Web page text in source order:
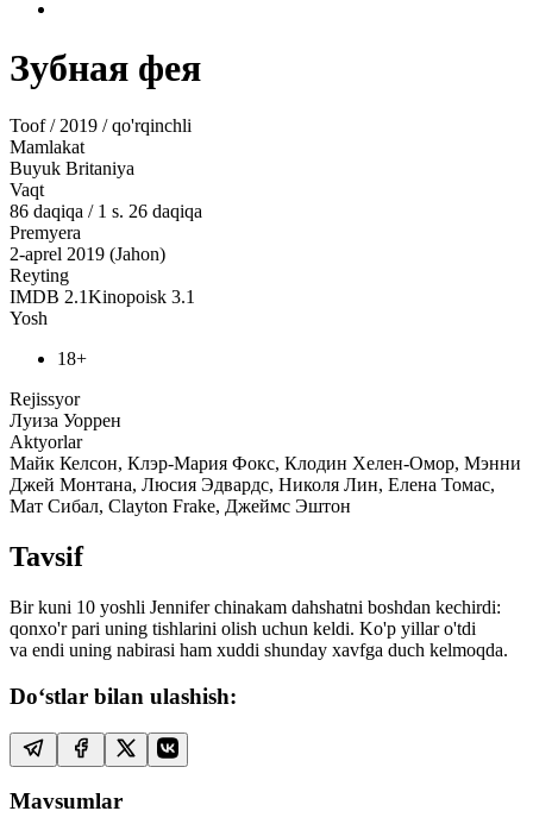
Зубная фея
Toof / 2019 / qo'rqinchli
Mamlakat
Buyuk Britaniya
Vaqt
86 daqiqa / 1 s. 26 daqiqa
Premyera
2-aprel 2019 (Jahon)
Reyting
IMDB 2.1Kinopoisk 3.1
Yosh
18+
Rejissyor
Луиза Уоррен
Aktyorlar
Майк Келсон, Клэр-Мария Фокс, Клодин Хелен-Омор, Мэнни
Джей Монтана, Люсия Эдвардс, Николя Лин, Елена Томас,
Мат Сибал, Clayton Frake, Джеймс Эштон
Tavsif
Bir kuni 10 yoshli Jennifer chinakam dahshatni boshdan kechirdi:
qonxo'r pari uning tishlarini olish uchun keldi. Ko'p yillar o'tdi
va endi uning nabirasi ham xuddi shunday xavfga duch kelmoqda.
Do‘stlar bilan ulashish:
Mavsumlar